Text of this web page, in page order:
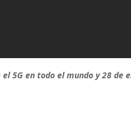
5G en todo el mundo y 28 de